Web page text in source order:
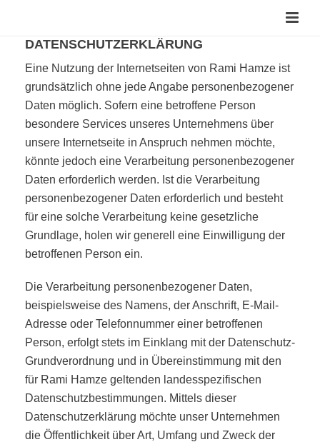
DATENSCHUTZERKLÄRUNG
Eine Nutzung der Internetseiten von Rami Hamze ist
grundsätzlich ohne jede Angabe personenbezogener
Daten möglich. Sofern eine betroffene Person
besondere Services unseres Unternehmens über
unsere Internetseite in Anspruch nehmen möchte,
könnte jedoch eine Verarbeitung personenbezogener
Daten erforderlich werden. Ist die Verarbeitung
personenbezogener Daten erforderlich und besteht
für eine solche Verarbeitung keine gesetzliche
Grundlage, holen wir generell eine Einwilligung der
betroffenen Person ein.
Die Verarbeitung personenbezogener Daten,
beispielsweise des Namens, der Anschrift, E-Mail-
Adresse oder Telefonnummer einer betroffenen
Person, erfolgt stets im Einklang mit der Datenschutz-
Grundverordnung und in Übereinstimmung mit den
für Rami Hamze geltenden landesspezifischen
Datenschutzbestimmungen. Mittels dieser
Datenschutzerklärung möchte unser Unternehmen
die Öffentlichkeit über Art, Umfang und Zweck der